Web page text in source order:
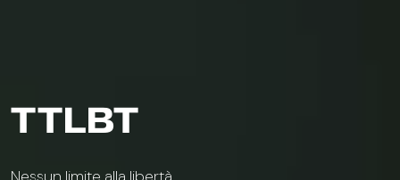
TTLBT